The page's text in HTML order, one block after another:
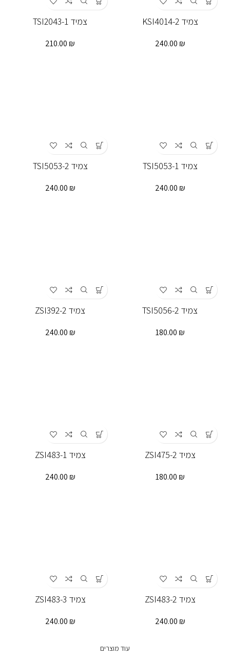
צמיד KSI4014-2
240.00 ₪
צמיד TSI2043-1
210.00 ₪
צמיד TSI5053-1
240.00 ₪
צמיד TSI5053-2
240.00 ₪
צמיד TSI5056-2
180.00 ₪
צמיד ZSI392-2
240.00 ₪
צמיד ZSI475-2
180.00 ₪
צמיד ZSI483-1
240.00 ₪
צמיד ZSI483-2
240.00 ₪
צמיד ZSI483-3
240.00 ₪
עוד מוצרים